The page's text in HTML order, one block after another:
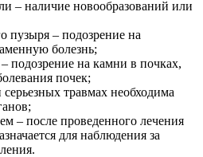
– наличие новообразований или
пузыря – подозрение на
болезнь;
подозрение на камни в почках,
почек;
травмах необходима
– после проведенного лечения
для наблюдения за